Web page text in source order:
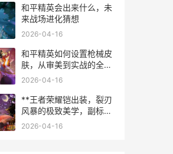
和平精英会出来什么，未
来战场进化猜想
2026-04-16
和平精英如何设置枪械皮
肤，从审美到实战的全方
位解析，副标题，打造属
2026-04-16
**王者荣耀铠出装，裂刃
风暴的极致美学，副标题
暴烈与优雅的刀锋艺术**
2026-04-16